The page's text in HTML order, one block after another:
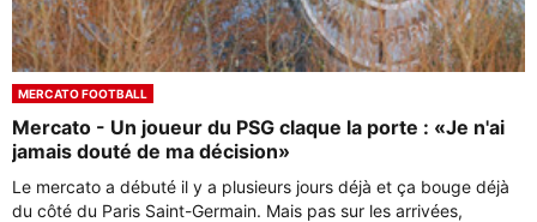
MERCATO FOOTBALL
Mercato - Un joueur du PSG claque la porte : «Je n'ai
jamais douté de ma décision»
Le mercato a débuté il y a plusieurs jours déjà et ça bouge déjà
du côté du Paris Saint-Germain. Mais pas sur les arrivées,